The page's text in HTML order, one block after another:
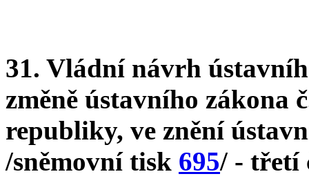
31. Vládní návrh
změně ústavního zákona
republiky, ve znění
/sněmovní tisk 695/ - třetí